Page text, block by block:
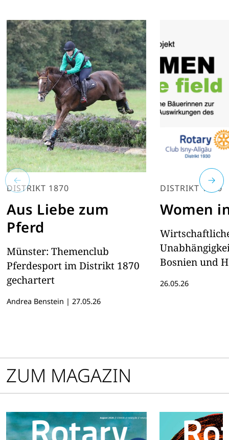
DISTRIKT 1870
Aus Liebe zum
Pferd
Münster: Themenclub
Pferdesport im Distrikt 1870
gechartert
Andrea Benstein | 27.05.26
DISTRIKT 1930
Women
Bosnien und
26.05.26
ZUM MAGAZIN